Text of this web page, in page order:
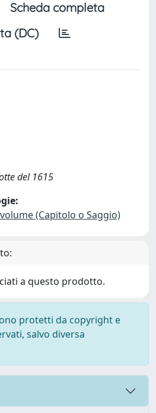
Scheda completa
(DC)
del 1615
(Capitolo o Saggio)
a questo prodotto.
protetti da copyright e
salvo diversa